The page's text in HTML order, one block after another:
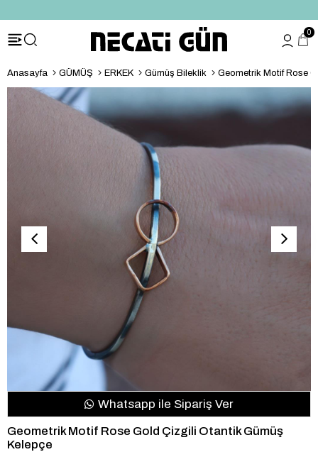
0
Anasayfa GÜMÜŞ ERKEK Gümüş Bileklik Geometrik Motif Rose
Whatsapp ile Sipariş Ver
Geometrik Motif Rose Gold Çizgili Otantik Gümüş
Kelepçe